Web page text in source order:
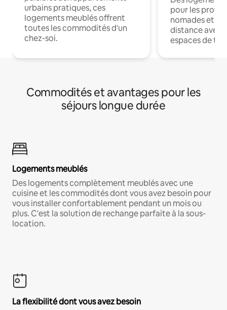
urbains pratiques, ces
logements meublés offrent
toutes les commodités d'un
chez-soi.
pour les
nomades et
distance avec
espaces de
Commodités et avantages pour les
séjours longue durée
Logements meublés
Des logements complètement meublés avec une
cuisine et les commodités dont vous avez besoin pour
vous installer confortablement pendant un mois ou
plus. C'est la solution de rechange parfaite à la sous-
location.
La flexibilité dont vous avez besoin